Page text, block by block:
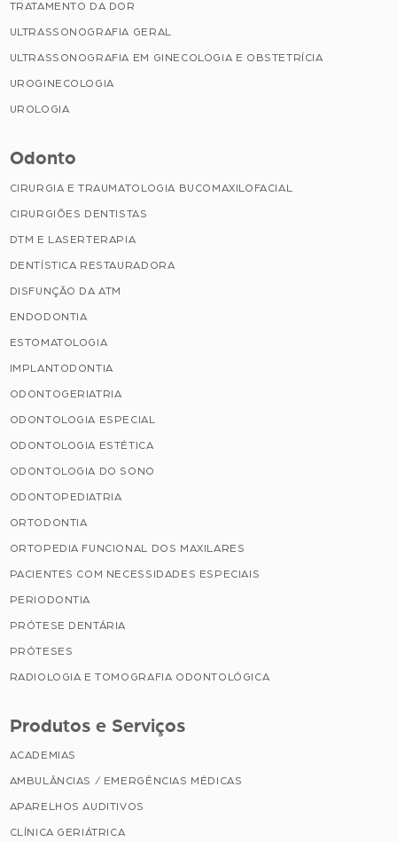
TRATAMENTO DA DOR
ULTRASSONOGRAFIA GERAL
ULTRASSONOGRAFIA EM GINECOLOGIA E OBSTETRÍCIA
UROGINECOLOGIA
UROLOGIA
Odonto
CIRURGIA E TRAUMATOLOGIA BUCOMAXILOFACIAL
CIRURGIÕES DENTISTAS
DTM E LASERTERAPIA
DENTÍSTICA RESTAURADORA
DISFUNÇÃO DA ATM
ENDODONTIA
ESTOMATOLOGIA
IMPLANTODONTIA
ODONTOGERIATRIA
ODONTOLOGIA ESPECIAL
ODONTOLOGIA ESTÉTICA
ODONTOLOGIA DO SONO
ODONTOPEDIATRIA
ORTODONTIA
ORTOPEDIA FUNCIONAL DOS MAXILARES
PACIENTES COM NECESSIDADES ESPECIAIS
PERIODONTIA
PRÓTESE DENTÁRIA
PRÓTESES
RADIOLOGIA E TOMOGRAFIA ODONTOLÓGICA
Produtos e Serviços
ACADEMIAS
AMBULÂNCIAS / EMERGÊNCIAS MÉDICAS
APARELHOS AUDITIVOS
CLÍNICA GERIÁTRICA